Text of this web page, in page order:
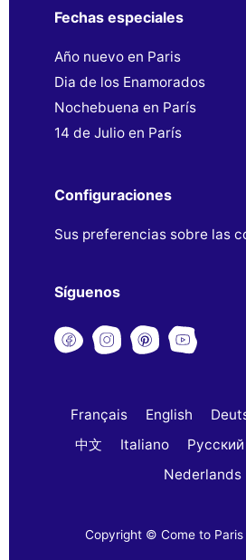
Fechas especiales
Año nuevo en Paris
Dia de los Enamorados
Nochebuena en París
14 de Julio en París
Configuraciones
Sus preferencias sobre las
Síguenos
Français English
中文
Italiano Русский
Nederlands
Copyright © Come to